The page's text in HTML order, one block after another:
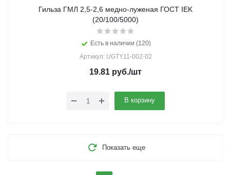
Гильза ГМЛ 2,5-2,6 медно-луженая ГОСТ IEK
(20/100/5000)
Есть в наличии (120)
Артикул: UGTY11-002-02
19.81 руб./шт
В корзину
Показать еще